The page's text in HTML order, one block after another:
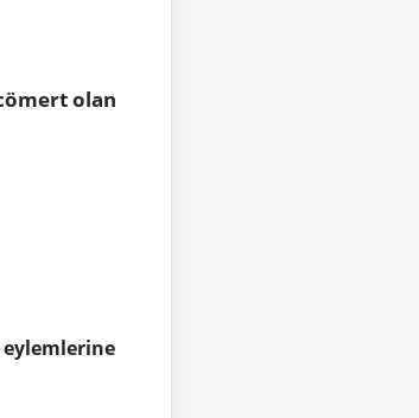
olan